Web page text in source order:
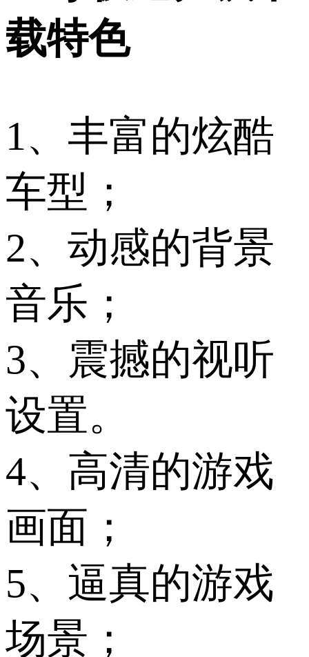
载特色
1、丰富的炫酷
车型；
2、动感的背景
音乐；
3、震撼的视听
设置。
4、高清的游戏
画面；
5、逼真的游戏
场景；